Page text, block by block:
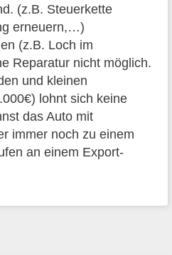
(z.B. Steuerkette
erneuern,…)
(z.B. Loch im
Reparatur nicht möglich.
und kleinen
lohnt sich keine
das Auto mit
immer noch zu einem
an einem Export-